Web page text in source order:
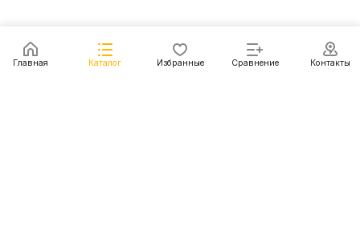
Главная Каталог Избранные Сравнение Контакты